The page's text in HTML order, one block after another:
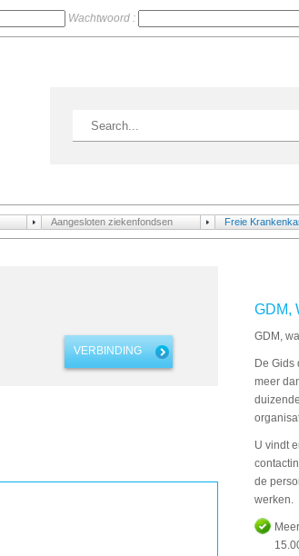
Wachtwoord :
Aangesloten ziekenfondsen Freie
VERBINDING
GDM,
GDM,
De Gids
meer
U vindt
de
werken.